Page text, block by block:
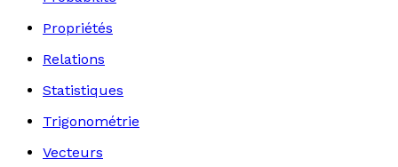
Propriétés
Relations
Statistiques
Trigonométrie
Vecteurs